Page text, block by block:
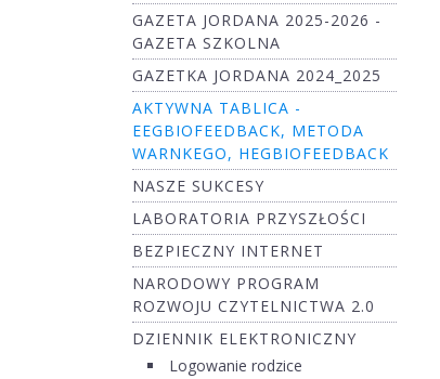
GAZETA JORDANA 2025-2026 -
GAZETA SZKOLNA
GAZETKA JORDANA 2024_2025
AKTYWNA TABLICA -
EEGBIOFEEDBACK, METODA
WARNKEGO, HEGBIOFEEDBACK
NASZE SUKCESY
LABORATORIA PRZYSZŁOŚCI
BEZPIECZNY INTERNET
NARODOWY PROGRAM
ROZWOJU CZYTELNICTWA 2.0
DZIENNIK ELEKTRONICZNY
Logowanie rodzice